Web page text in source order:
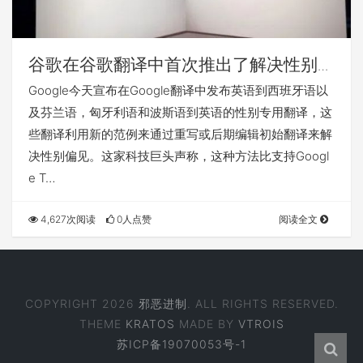
谷歌在谷歌翻译中首次推出了解决性别偏
见的人工智能
Google今天宣布在Google翻译中发布英语到西班牙语以
及芬兰语，匈牙利语和波斯语到英语的性别专用翻译，这
些翻译利用新的范例来通过重写或后期编辑初始翻译来解
决性别偏见。这家科技巨头声称，这种方法比支持Googl
e T…
4,627次阅读 0人点赞 阅读全文
COPYRIGHT 2026 邪恶进制 . ALL RIGHTS RESERVED.
THEME KRATOS MADE BY VTROIS
苏ICP备19070053号-1